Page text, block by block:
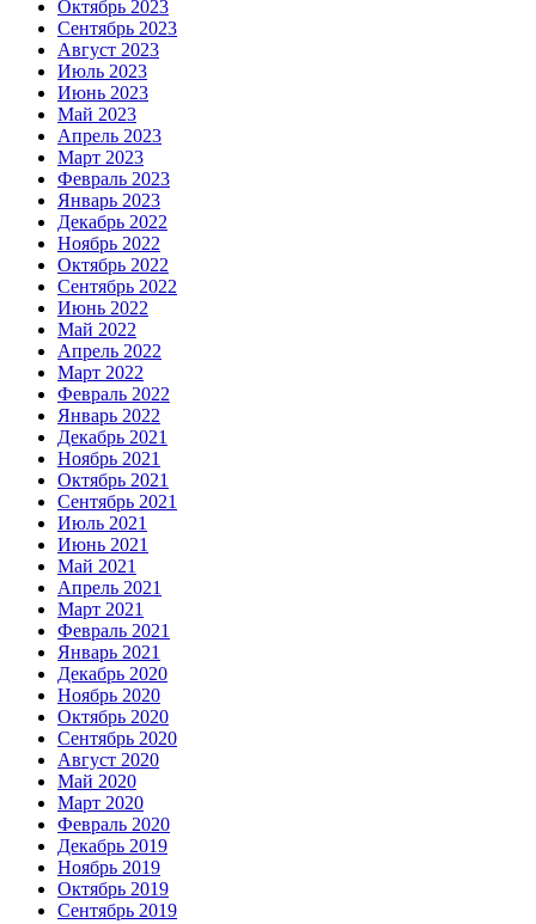
Октябрь 2023
Сентябрь 2023
Август 2023
Июль 2023
Июнь 2023
Май 2023
Апрель 2023
Март 2023
Февраль 2023
Январь 2023
Декабрь 2022
Ноябрь 2022
Октябрь 2022
Сентябрь 2022
Июнь 2022
Май 2022
Апрель 2022
Март 2022
Февраль 2022
Январь 2022
Декабрь 2021
Ноябрь 2021
Октябрь 2021
Сентябрь 2021
Июль 2021
Июнь 2021
Май 2021
Апрель 2021
Март 2021
Февраль 2021
Январь 2021
Декабрь 2020
Ноябрь 2020
Октябрь 2020
Сентябрь 2020
Август 2020
Май 2020
Март 2020
Февраль 2020
Декабрь 2019
Ноябрь 2019
Октябрь 2019
Сентябрь 2019